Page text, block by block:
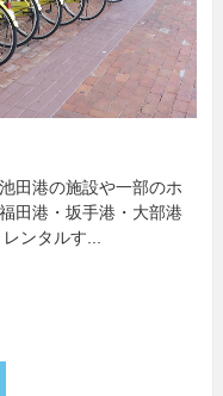
田港の施設や一部のホ
田港・坂手港・大部港
ンタルす...